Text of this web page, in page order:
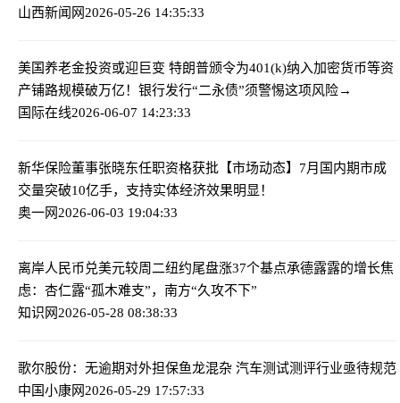
山西新闻网2026-05-26 14:35:33
美国养老金投资或迎巨变 特朗普颁令为401(k)纳入加密货币等资
产铺路规模破万亿！银行发行“二永债”须警惕这项风险→
国际在线2026-06-07 14:23:33
新华保险董事张晓东任职资格获批 【市场动态】7月国内期市成
交量突破10亿手，支持实体经济效果明显！
奥一网2026-06-03 19:04:33
离岸人民币兑美元较周二纽约尾盘涨37个基点承德露露的增长焦
虑：杏仁露“孤木难支”，南方“久攻不下”
知识网2026-05-28 08:38:33
歌尔股份：无逾期对外担保鱼龙混杂 汽车测试测评行业亟待规范
中国小康网2026-05-29 17:57:33